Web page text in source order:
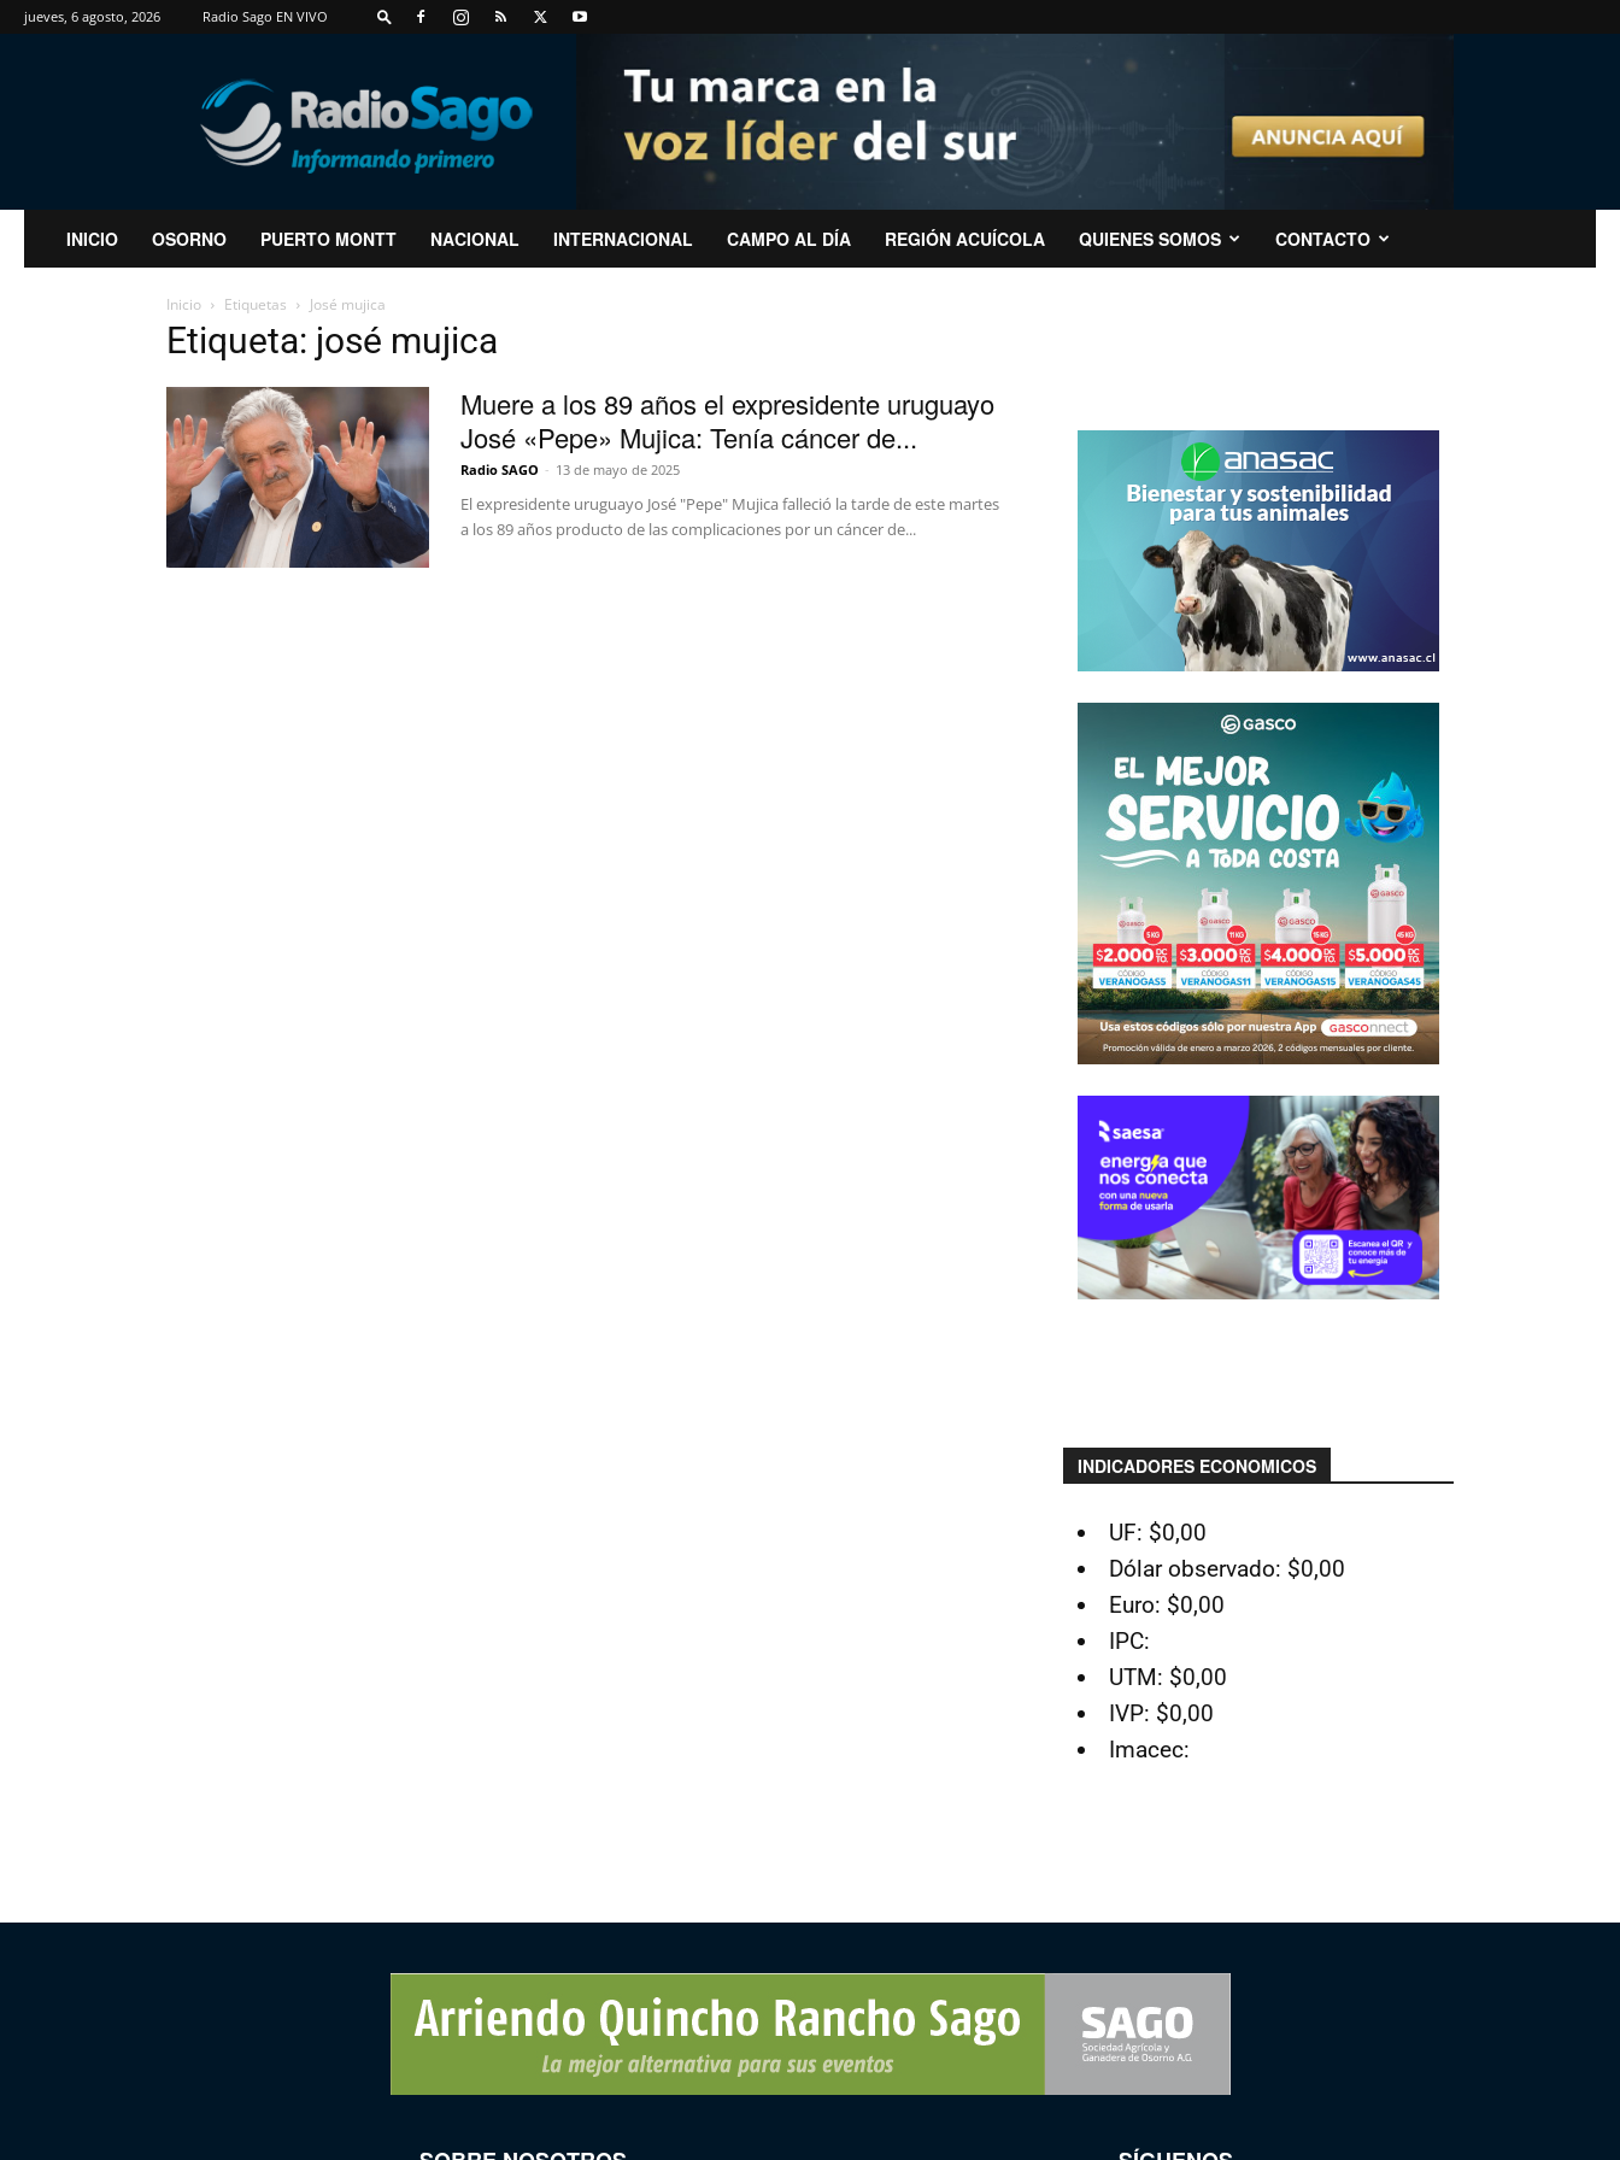
jueves, 6 agosto, 2026 Radio Sago EN VIVO
RadioSago
INICIO OSORNO PUERTO MONTT NACIONAL INTERNACIONAL CAMPO AL DÍA REGIÓN ACUÍCOLA QUIENES SOMOS CONTACTO
Inicio Etiquetas José mujica
Etiqueta: josé mujica
Muere a los 89 años el expresidente uruguayo
José «Pepe» Mujica: Tenía cáncer de...
Radio SAGO - 13 de mayo de 2025
El expresidente uruguayo José "Pepe" Mujica falleció la tarde de este martes
a los 89 años producto de las complicaciones por un cáncer de...
INDICADORES ECONOMICOS
UF: $0,00
Dólar observado: $0,00
Euro: $0,00
IPC:
UTM: $0,00
IVP: $0,00
Imacec: